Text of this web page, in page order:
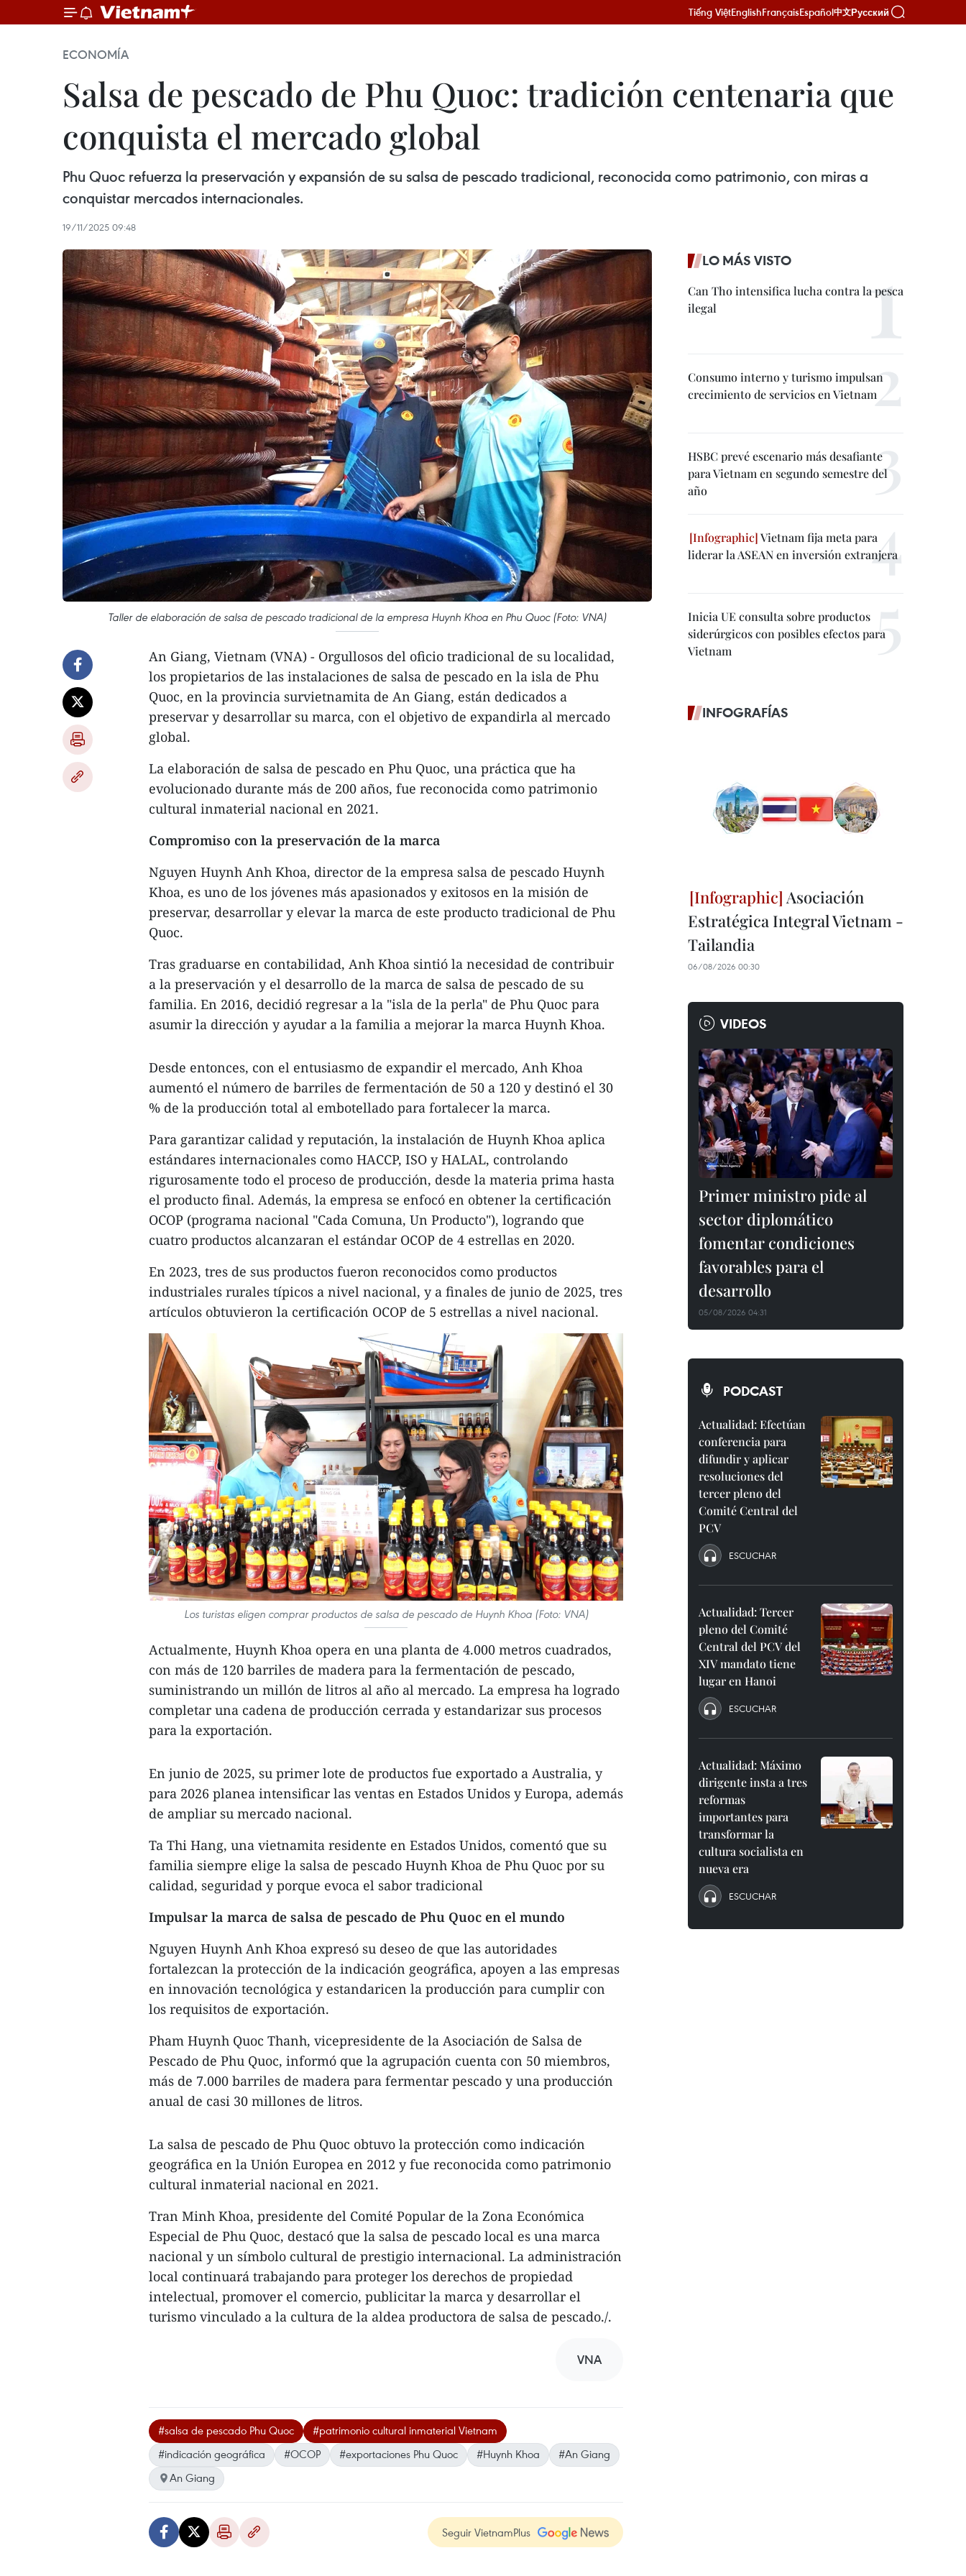
Tiếng ViệtEnglishFrançaisEspañol中文Русский
ECONOMÍA
Salsa de pescado de Phu Quoc: tradición centenaria que
conquista el mercado global
Phu Quoc refuerza la preservación y expansión de su salsa de pescado tradicional, reconocida como patrimonio, con miras a
conquistar mercados internacionales.
19/11/2025 09:48
Taller de elaboración de salsa de pescado tradicional de la empresa Huynh Khoa en Phu Quoc (Foto: VNA)
An Giang, Vietnam (VNA) - Orgullosos del oficio tradicional de su localidad,
los propietarios de las instalaciones de salsa de pescado en la isla de Phu
Quoc, en la provincia survietnamita de An Giang, están dedicados a
preservar y desarrollar su marca, con el objetivo de expandirla al mercado
global.
La elaboración de salsa de pescado en Phu Quoc, una práctica que ha
evolucionado durante más de 200 años, fue reconocida como patrimonio
cultural inmaterial nacional en 2021.
Compromiso con la preservación de la marca
Nguyen Huynh Anh Khoa, director de la empresa salsa de pescado Huynh
Khoa, es uno de los jóvenes más apasionados y exitosos en la misión de
preservar, desarrollar y elevar la marca de este producto tradicional de Phu
Quoc.
Tras graduarse en contabilidad, Anh Khoa sintió la necesidad de contribuir
a la preservación y el desarrollo de la marca de salsa de pescado de su
familia. En 2016, decidió regresar a la "isla de la perla" de Phu Quoc para
asumir la dirección y ayudar a la familia a mejorar la marca Huynh Khoa.
Desde entonces, con el entusiasmo de expandir el mercado, Anh Khoa
aumentó el número de barriles de fermentación de 50 a 120 y destinó el 30
% de la producción total al embotellado para fortalecer la marca.
Para garantizar calidad y reputación, la instalación de Huynh Khoa aplica
estándares internacionales como HACCP, ISO y HALAL, controlando
rigurosamente todo el proceso de producción, desde la materia prima hasta
el producto final. Además, la empresa se enfocó en obtener la certificación
OCOP (programa nacional "Cada Comuna, Un Producto"), logrando que
cuatro productos alcanzaran el estándar OCOP de 4 estrellas en 2020.
En 2023, tres de sus productos fueron reconocidos como productos
industriales rurales típicos a nivel nacional, y a finales de junio de 2025, tres
artículos obtuvieron la certificación OCOP de 5 estrellas a nivel nacional.
Los turistas eligen comprar productos de salsa de pescado de Huynh Khoa (Foto: VNA)
Actualmente, Huynh Khoa opera en una planta de 4.000 metros cuadrados,
con más de 120 barriles de madera para la fermentación de pescado,
suministrando un millón de litros al año al mercado. La empresa ha logrado
completar una cadena de producción cerrada y estandarizar sus procesos
para la exportación.
En junio de 2025, su primer lote de productos fue exportado a Australia, y
para 2026 planea intensificar las ventas en Estados Unidos y Europa, además
de ampliar su mercado nacional.
Ta Thi Hang, una vietnamita residente en Estados Unidos, comentó que su
familia siempre elige la salsa de pescado Huynh Khoa de Phu Quoc por su
calidad, seguridad y porque evoca el sabor tradicional
Impulsar la marca de salsa de pescado de Phu Quoc en el mundo
Nguyen Huynh Anh Khoa expresó su deseo de que las autoridades
fortalezcan la protección de la indicación geográfica, apoyen a las empresas
en innovación tecnológica y estandaricen la producción para cumplir con
los requisitos de exportación.
Pham Huynh Quoc Thanh, vicepresidente de la Asociación de Salsa de
Pescado de Phu Quoc, informó que la agrupación cuenta con 50 miembros,
más de 7.000 barriles de madera para fermentar pescado y una producción
anual de casi 30 millones de litros.
La salsa de pescado de Phu Quoc obtuvo la protección como indicación
geográfica en la Unión Europea en 2012 y fue reconocida como patrimonio
cultural inmaterial nacional en 2021.
Tran Minh Khoa, presidente del Comité Popular de la Zona Económica
Especial de Phu Quoc, destacó que la salsa de pescado local es una marca
nacional y un símbolo cultural de prestigio internacional. La administración
local continuará trabajando para proteger los derechos de propiedad
intelectual, promover el comercio, publicitar la marca y desarrollar el
turismo vinculado a la cultura de la aldea productora de salsa de pescado./.
VNA
#salsa de pescado Phu Quoc
#patrimonio cultural inmaterial Vietnam
#indicación geográfica
#OCOP #exportaciones Phu Quoc #Huynh Khoa
#An Giang
An Giang
Seguir VietnamPlus
LO MÁS VISTO
Can Tho intensifica lucha contra la pesca
ilegal
Consumo interno y turismo impulsan
crecimiento de servicios en Vietnam
HSBC prevé escenario más desafiante
para Vietnam en segundo semestre del
año
Vietnam fija meta para
liderar la ASEAN en inversión extranjera
Inicia UE consulta sobre productos
siderúrgicos con posibles efectos para
Vietnam
INFOGRAFÍAS
Asociación
Estratégica Integral Vietnam -
Tailandia
06/08/2026 00:30
VIDEOS
Primer ministro pide al
sector diplomático
fomentar condiciones
favorables para el
desarrollo
05/08/2026 04:31
PODCAST
Actualidad: Efectúan
conferencia para
difundir y aplicar
resoluciones del
tercer pleno del
Comité Central del
PCV
ESCUCHAR
Actualidad: Tercer
pleno del Comité
Central del PCV del
XIV mandato tiene
lugar en Hanoi
ESCUCHAR
Actualidad: Máximo
dirigente insta a tres
reformas
importantes para
transformar la
cultura socialista en
nueva era
ESCUCHAR